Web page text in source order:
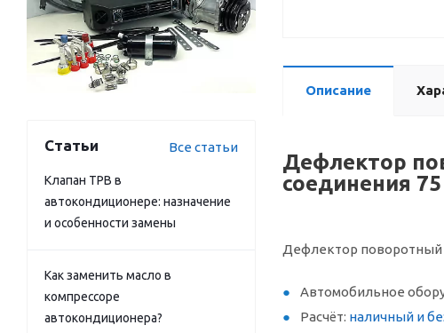
Описание
Дефлектор
соединения
Дефлектор поворотный
Автомобильное
Расчёт: наличный и
Статьи Все статьи
Клапан ТРВ в
автокондиционере: назначение
и особенности замены
Как заменить масло в
компрессоре
автокондиционера?